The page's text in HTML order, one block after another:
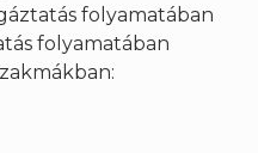
folyamatában
folyamatában